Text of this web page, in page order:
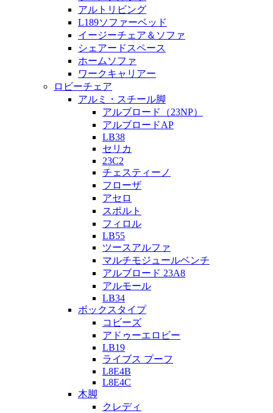
アルトリビング
L189ソファーベッド
イージーチェア＆ソファ
シェアードスペース
ホームソファ
ワークキャリアー
ロビーチェア
アルミ・スチール脚
アルブロード（23NP）
アルブロードAP
LB38
セリカ
23C2
チェスティーノ
フローザ
アセロ
スポルト
フィロル
LB55
ツースアルファ
マルチモジュールベンチ
アルブロード 23A8
アルモール
LB34
ボックスタイプ
コビーズ
アドゥーエロビー
LB19
ライブス プーフ
L8E4B
L8E4C
木脚
クレディ